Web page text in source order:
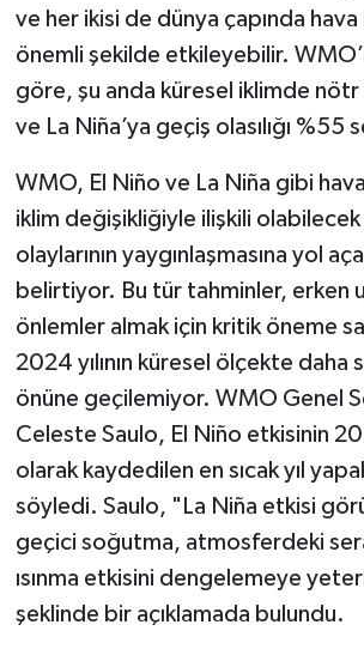
ve her ikisi de dünya çapında hava
önemli şekilde etkileyebilir.
göre, şu anda küresel iklimde nötr
ve La Niña’ya geçiş olasılığı %55
WMO, El Niño ve La Niña gibi hava
iklim değişikliğiyle ilişkili olabilecek
olaylarının yaygınlaşmasına yol
belirtiyor. Bu tür tahminler, erken
önlemler almak için kritik öneme
2024 yılının küresel ölçekte daha
önüne geçilemiyor. WMO Genel
Celeste Saulo, El Niño etkisinin
olarak kaydedilen en sıcak yıl
söyledi. Saulo, "La Niña etkisi
geçici soğutma, atmosferdeki sera
ısınma etkisini dengelemeye
şeklinde bir açıklamada bulundu.